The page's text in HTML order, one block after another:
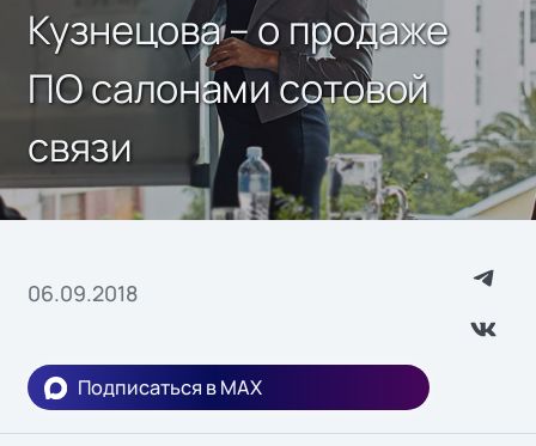
Кузнецова – о продаже
ПО салонами сотовой
связи
06.09.2018
Подписаться в MAX